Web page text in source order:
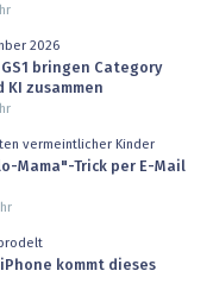
2026
bringen Category
zusammen
vermeintlicher Kinder
Mama"-Trick per E-Mail
kommt dieses